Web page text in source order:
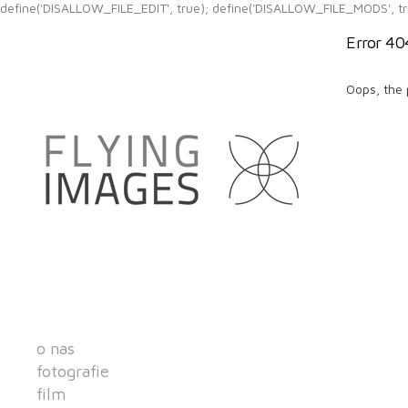
define('DISALLOW_FILE_EDIT', true); define('DISALLOW_FILE_MODS',
o nas
fotografie
film
Error
Oops, the